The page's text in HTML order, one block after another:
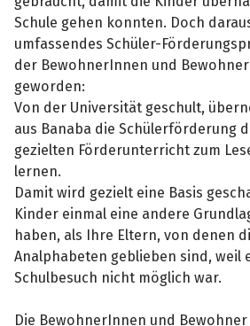
Schule gehen konnten. Doch
umfassendes Schüler-
der BewohnerInnen und
geworden:
Von der Universität geschult,
aus Banaba die Schülerförderung
gezielten Förderunterricht zum
lernen.
Damit wird gezielt eine Basis
Kinder einmal eine andere
haben, als Ihre Eltern, von denen
Analphabeten geblieben sind, weil
Schulbesuch nicht möglich war.
Die BewohnerInnen und